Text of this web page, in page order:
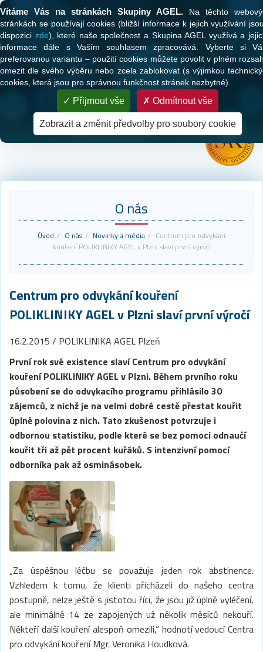
PARTNER VAŠEHO ZDRAVÍ
Zdravotní péče pro klienty všech zdravotních pojišťoven
O nás
Úvod O nás Novinky a média
Centrum pro odvykání
kouření POLIKLINIKY AGEL v Plzni slaví první výročí
Centrum pro odvykání kouření
POLIKLINIKY AGEL v Plzni slaví první výročí
16.2.2015 / POLIKLINIKA AGEL Plzeň
První rok své existence slaví Centrum pro odvykání
kouření POLIKLINIKY AGEL v Plzni. Během prvního roku
působení se do odvykacího programu přihlásilo 30
zájemců, z nichž je na velmi dobré cestě přestat kouřit
úplně polovina z nich. Tato zkušenost potvrzuje i
odbornou statistiku, podle které se bez pomoci odnaučí
kouřit tři až pět procent kuřáků. S intenzivní pomocí
odborníka pak až osminásobek.
„Za úspěšnou léčbu se považuje jeden rok abstinence.
Vzhledem k tomu, že klienti přicházeli do našeho centra
postupně, nelze ještě s jistotou říci, že jsou již úplně vyléčení,
ale minimálně 14 ze zapojených už několik měsíců nekouří.
Někteří další kouření alespoň omezili,“ hodnotí vedoucí Centra
pro odvykání kouření Mgr. Veronika Houdková.
Tato webová stránka používá cookies
Vítáme Vás na stránkách Skupiny AGEL. Na těchto
stránkách se používají cookies (bližší informace k jejich využívání
dispozici zde), které naše společnost a Skupina AGEL využívá a
informace dále s Vaším souhlasem zpracovává. Vyberte si
preferovanou variantu – použití cookies můžete povolit v plném
omezit dle svého výběru nebo zcela zablokovat (s výjimkou
cookies, která jsou pro správnou funkčnost stránek nezbytné).
Přijmout vše Odmítnout vše
Zobrazit a změnit předvolby pro soubory cookie